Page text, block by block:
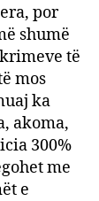
por
shumë
të
mos
ka
akoma,
300%
me
e